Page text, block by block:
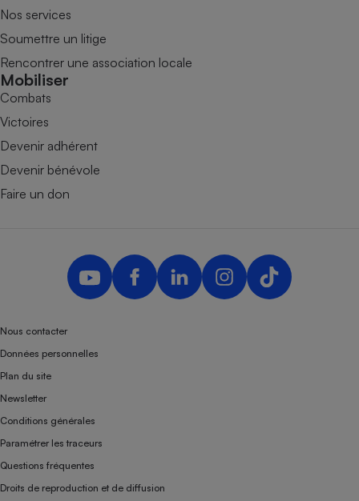
Nos services
Soumettre un litige
Rencontrer une association locale
Mobiliser
Combats
Victoires
Devenir adhérent
Devenir bénévole
Faire un don
Nous contacter
Données personnelles
Plan du site
Newsletter
Conditions générales
Paramétrer les traceurs
Questions fréquentes
Droits de reproduction et de diffusion